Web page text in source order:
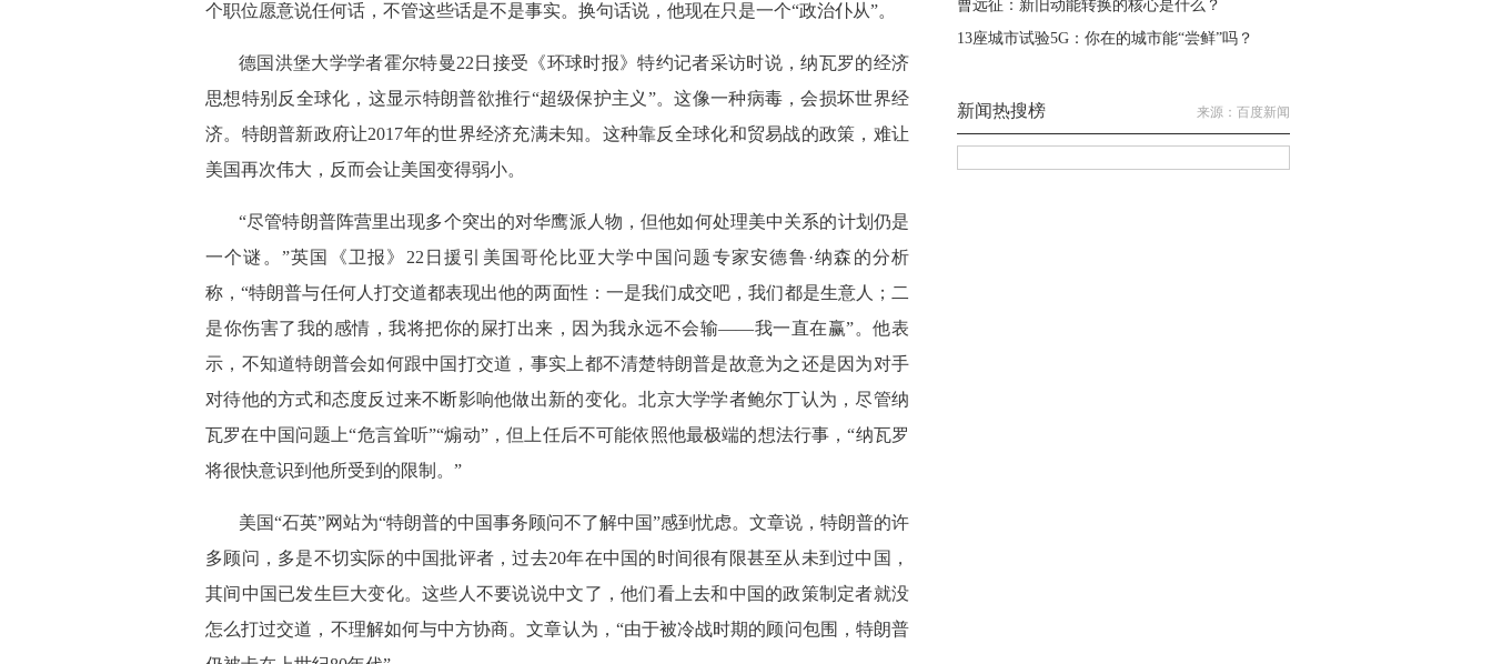
个职位愿意说任何话，不管这些话是不是事实。换句话说，他现在只是一个“政治仆从”。
德国洪堡大学学者霍尔特曼22日接受《环球时报》特约记者采访时说，纳瓦罗的经济
思想特别反全球化，这显示特朗普欲推行“超级保护主义”。这像一种病毒，会损坏世界经
济。特朗普新政府让2017年的世界经济充满未知。这种靠反全球化和贸易战的政策，难让
美国再次伟大，反而会让美国变得弱小。
“尽管特朗普阵营里出现多个突出的对华鹰派人物，但他如何处理美中关系的计划仍是
一个谜。”英国《卫报》22日援引美国哥伦比亚大学中国问题专家安德鲁·纳森的分析
称，“特朗普与任何人打交道都表现出他的两面性：一是我们成交吧，我们都是生意人；二
是你伤害了我的感情，我将把你的屎打出来，因为我永远不会输——我一直在赢”。他表
示，不知道特朗普会如何跟中国打交道，事实上都不清楚特朗普是故意为之还是因为对手
对待他的方式和态度反过来不断影响他做出新的变化。北京大学学者鲍尔丁认为，尽管纳
瓦罗在中国问题上“危言耸听”“煽动”，但上任后不可能依照他最极端的想法行事，“纳瓦罗
将很快意识到他所受到的限制。”
美国“石英”网站为“特朗普的中国事务顾问不了解中国”感到忧虑。文章说，特朗普的许
多顾问，多是不切实际的中国批评者，过去20年在中国的时间很有限甚至从未到过中国，
其间中国已发生巨大变化。这些人不要说说中文了，他们看上去和中国的政策制定者就没
怎么打过交道，不理解如何与中方协商。文章认为，“由于被冷战时期的顾问包围，特朗普